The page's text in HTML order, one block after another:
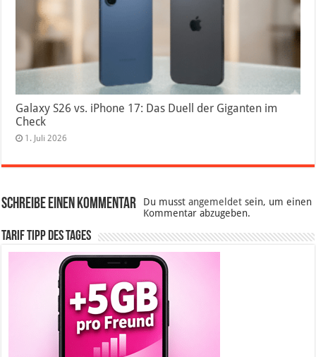
Galaxy S26 vs. iPhone 17: Das Duell der Giganten im
Check
1. Juli 2026
Schreibe einen Kommentar Du musstangemeldet sein, um einen
Kommentar abzugeben.
Tarif Tipp des Tages